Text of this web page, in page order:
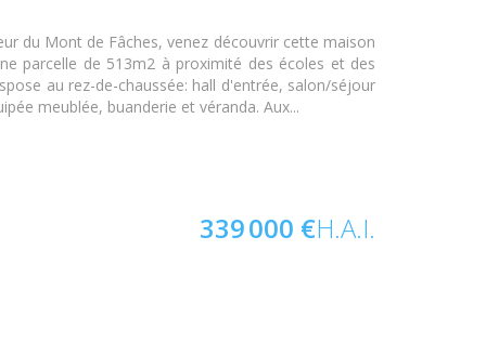
du Mont de Fâches, venez découvrir cette maison
parcelle de 513m2 à proximité des écoles et des
au rez-de-chaussée: hall d'entrée, salon/séjour
meublée, buanderie et véranda. Aux...
339 000 €H.A.I.